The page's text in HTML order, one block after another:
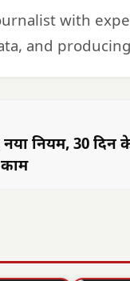
with
and
नियम, 30 दिन